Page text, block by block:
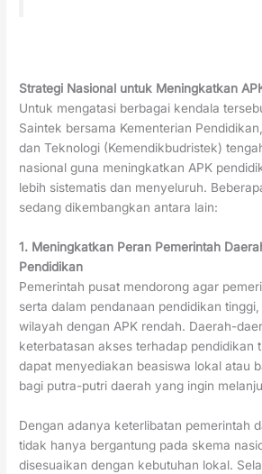
Strategi Nasional untuk Meningkatkan
Untuk mengatasi berbagai kendala
Saintek bersama Kementerian
dan Teknologi (Kemendikbudristek)
nasional guna meningkatkan APK
lebih sistematis dan menyeluruh.
sedang dikembangkan antara lain:
1. Meningkatkan Peran Pemerintah
Pendidikan
Pemerintah pusat mendorong agar
serta dalam pendanaan pendidikan
wilayah dengan APK rendah. Daerah-
keterbatasan akses terhadap pendidikan
dapat menyediakan beasiswa lokal atau
bagi putra-putri daerah yang ingin
Dengan adanya keterlibatan pemerintah
tidak hanya bergantung pada skema
disesuaikan dengan kebutuhan lokal.